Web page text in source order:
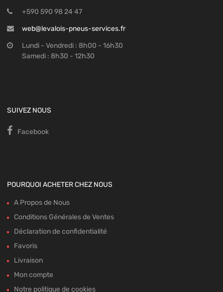
+590 590 98 24 47
web@levalois-pneus-services.fr
Lundi - Vendredi : 8h00 - 16h30
Samedi : 8h30 - 12h30
SUIVEZ NOUS
Facebook
POURQUOI ACHETER CHEZ NOUS
A Propos de Nous
Conditions Générales de Ventes
Déclaration de confidentialité
Favoris
Livraison
Mon compte
Notre politique de cookies